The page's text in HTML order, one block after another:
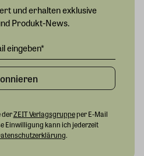
und erhalten exklusive
Produkt-News.
derZEIT Verlagsgruppeper E-Mail
Einwilligung kann ich jederzeit
.